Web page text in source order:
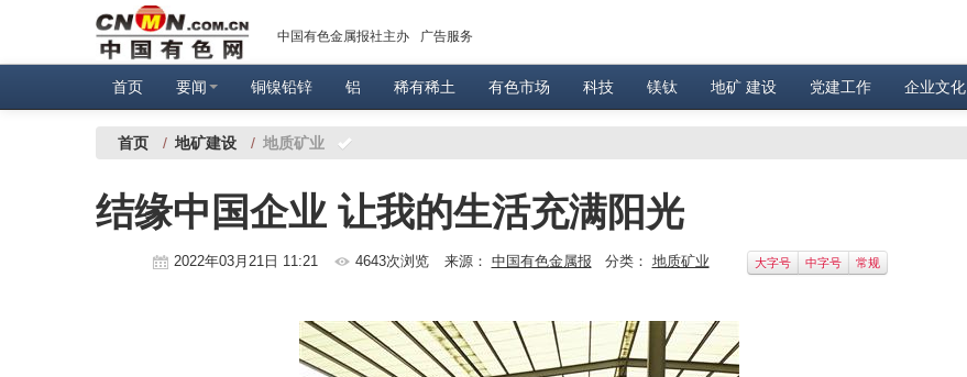
中国有色金属报社主办 广告服务
首页 要闻 铜镍铅锌 铝 稀有稀土 有色市场 科技 镁钛 地矿 建设 党建工作 企业文化
首页 / 地矿建设 / 地质矿业
结缘中国企业 让我的生活充满阳光
2022年03月21日 11:21 4643次浏览 来源： 中国有色金属报 分类： 地质矿业 大字号 中字号 常规